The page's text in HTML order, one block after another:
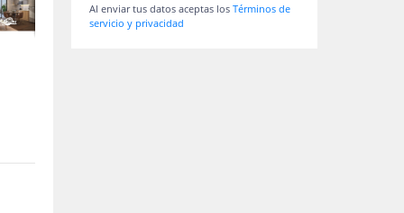
Al enviar tus datos aceptas los Términos de
servicio y privacidad